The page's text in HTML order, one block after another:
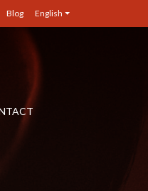
Blog English